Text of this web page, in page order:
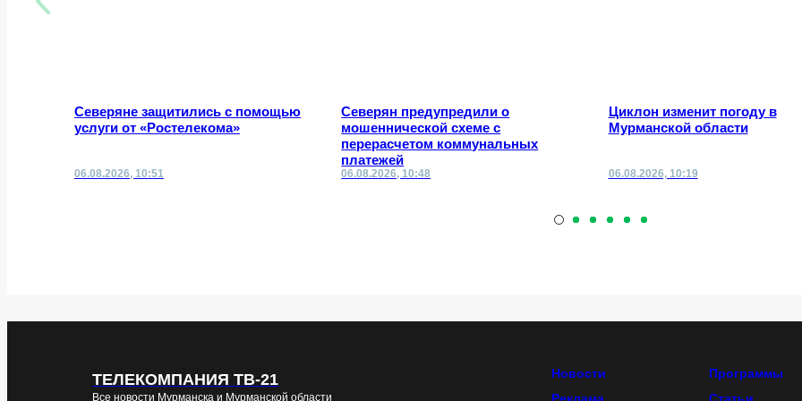
Северяне защитились с помощью
услуги от «Ростелекома»
06.08.2026, 10:51
Северян предупредили о
мошеннической схеме с
перерасчетом коммунальных
платежей
06.08.2026, 10:48
Циклон изменит погоду в
Мурманской области
06.08.2026, 10:19
ТЕЛЕКОМПАНИЯ ТВ-21
Все новости Мурманска и Мурманской области
Новости Программы